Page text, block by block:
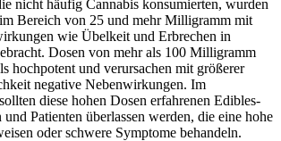
nicht häufig Cannabis konsumierten, wurden
Bereich von 25 und mehr Milligramm mit
wie Übelkeit und Erbrechen in
Dosen von mehr als 100 Milligramm
hochpotent und verursachen mit größerer
negative Nebenwirkungen. Im
diese hohen Dosen erfahrenen Edibles-
Patienten überlassen werden, die eine hohe
oder schwere Symptome behandeln.